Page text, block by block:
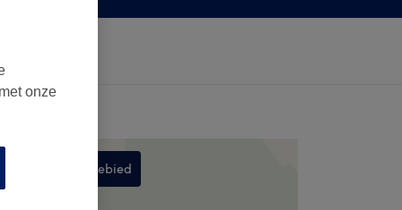
Zoek in dit gebied
onze